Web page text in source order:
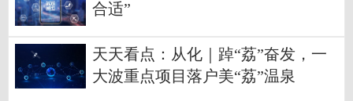
合适”
天天看点：从化｜踔“荔”奋发，一
大波重点项目落户美“荔”温泉